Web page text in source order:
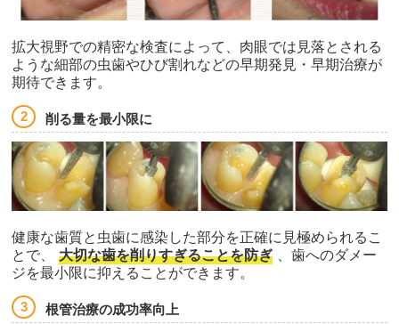
拡大視野での精密な検査によって、肉眼では見落とされる
ような細部の虫歯やひび割れなどの早期発見・早期治療が
期待できます。
削る量を最小限に
健康な歯質と虫歯に感染した部分を正確に見極められるこ
とで、
大切な歯を削りすぎることを防ぎ
、歯へのダメー
ジを最小限に抑えることができます。
根管治療の成功率向上